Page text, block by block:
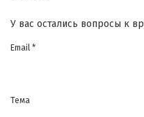
У вас остались вопросы к
Email *
Тема